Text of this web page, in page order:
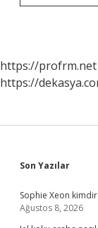
https://profrm.net
https://
Son Yazılar
Sophie Xeon kimdir
Ağustos 8, 2026